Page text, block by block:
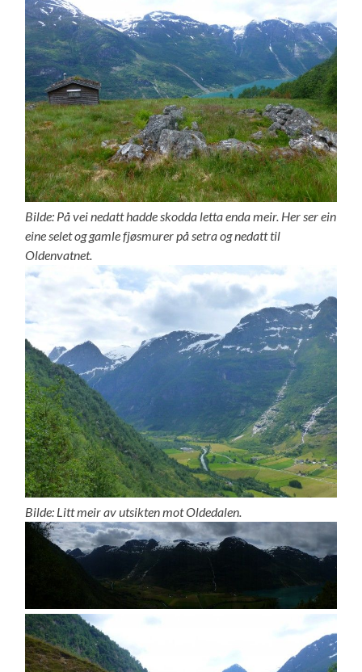
Bilde: På vei nedatt hadde skodda letta enda meir. Her ser ein
eine selet og gamle fjøsmurer på setra og nedatt til
Oldenvatnet.
Bilde: Litt meir av utsikten mot Oldedalen.